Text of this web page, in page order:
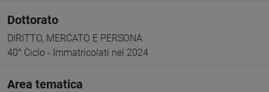
Dottorato
DIRITTO, MERCATO E PERSONA
40° Ciclo - Immatricolati nel 2024
Area tematica